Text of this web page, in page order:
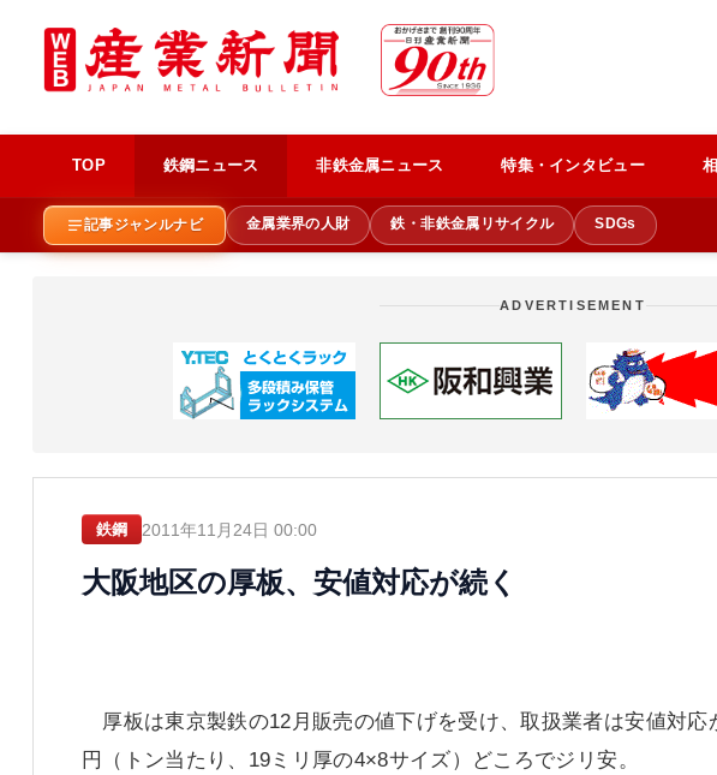
TOP 鉄鋼ニュース 非鉄金属ニュース 特集・インタビュー
記事ジャンルナビ 金属業界の人財 鉄・非鉄金属リサイクル SDGs
ADVERTISEMENT
鉄鋼 2011年11月24日 00:00
大阪地区の厚板、安値対応が続く
厚板は東京製鉄の12月販売の値下げを受け、取扱業者は安値対
円（トン当たり、19ミリ厚の4×8サイズ）どころでジリ安。